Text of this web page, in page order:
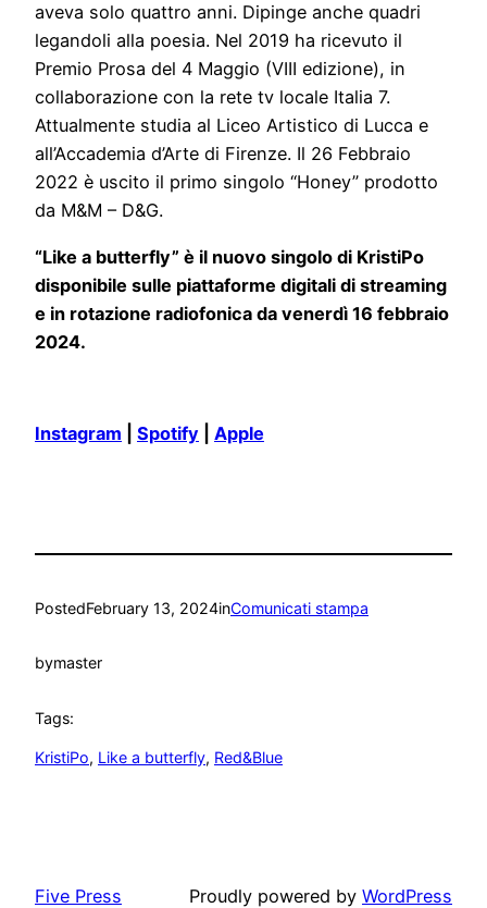
aveva solo quattro anni. Dipinge anche quadri
legandoli alla poesia. Nel 2019 ha ricevuto il
Premio Prosa del 4 Maggio (VIII edizione), in
collaborazione con la rete tv locale Italia 7.
Attualmente studia al Liceo Artistico di Lucca e
all’Accademia d’Arte di Firenze. Il 26 Febbraio
2022 è uscito il primo singolo “Honey” prodotto
da M&M – D&G.
“Like a butterfly” è il nuovo singolo di KristiPo
disponibile sulle piattaforme digitali di streaming
e in rotazione radiofonica da venerdì 16 febbraio
2024.
Instagram Spotify Apple
PostedFebruary 13, 2024inComunicati stampa
bymaster
Tags:
KristiPo, Like a butterfly, Red&Blue
Five Press Proudly powered by WordPress